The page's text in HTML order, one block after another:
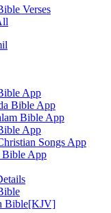
Verses
App
Bible App
Bible App
App
Songs App
Bible App
Bible[KJV]